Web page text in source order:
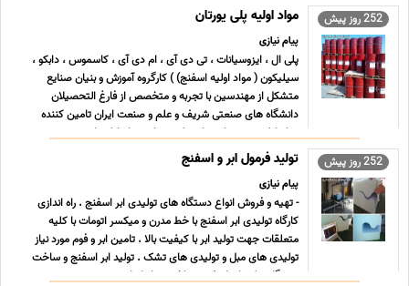
252 روز پیش مواد اولیه پلی یورتان
پیام نیازی
پلی ال ، ایزوسیانات ، تی دی آی ، ام دی آی ، کاسموس ، دابکو ،
سیلیکون ( مواد اولیه اسفنج) ) کارگروه آموزش و بنیان صنایع
متشکل از مهندسین با تجربه و متخصص از فارغ التحصیلان
دانشگاه های صنعتی شریف و علم و صنعت ایران تامین کننده
مواد اولیه مورد نیاز صنایع پلی یورتان -مواد اوّلیه ابر ... ...
252 روز پیش تولید فرمول ابر و اسفنج
پیام نیازی
- تهیه و فروش انواع دستگاه های تولیدی ابر اسفنج . راه اندازی
کارگاه تولیدی ابر اسفنج با خط مدرن و میکسر اتومات با کلیه
متعلقات جهت تولید ابر با کیفیت بالا . تامین ابر و فوم مورد نیاز
تولیدی های مبل و تولیدی های تشک . تولید ابر اسفنج و ساخت
دستگاه تولید ابر اسفنج. ساخت و راه انداز ... ...